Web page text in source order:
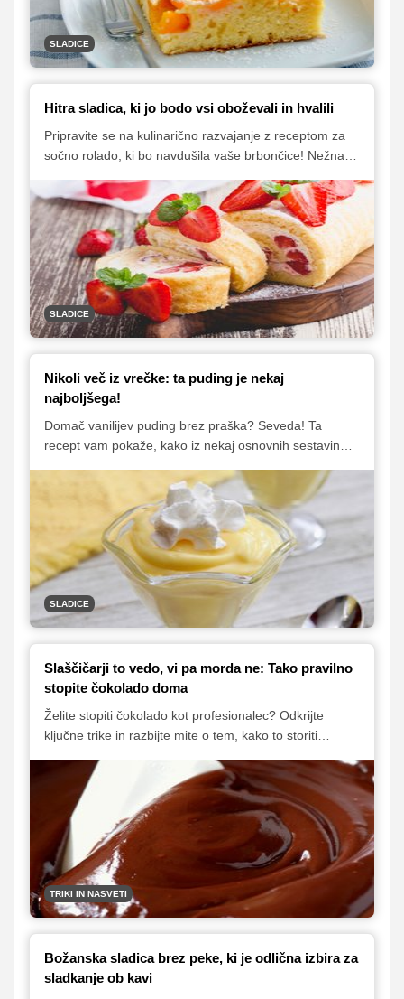
SLADICE
Hitra sladica, ki jo bodo vsi oboževali in hvalili
Pripravite se na kulinarično razvajanje z receptom za
sočno rolado, ki bo navdušila vaše brbončice! Nežna
ponuja eksplozijo okusov v vsakem grižljaju. Enostaven
recept, ki ga lahko ustvarite v trenutku.
SLADICE
Nikoli več iz vrečke: ta puding je nekaj
najboljšega!
Domač vanilijev puding brez praška? Seveda! Ta
recept vam pokaže, kako iz nekaj osnovnih sestavin
ki se ne more primerjati s tistim iz vrečke.
SLADICE
Slaščičarji to vedo, vi pa morda ne: Tako pravilno
stopite čokolado doma
Želite stopiti čokolado kot profesionalec? Odkrijte
ključne trike in razbijte mite o tem, kako to storiti
preprečevanja neželenih posledic, ta članek vam bo
pomagal doseči gladko, sijočo čokolado za vaše
sladice. Naučite se skrivnosti, ki jih poznajo le izkušeni
slaščičarji.
TRIKI IN NASVETI
Božanska sladica brez peke, ki je odlična izbira za
sladkanje ob kavi